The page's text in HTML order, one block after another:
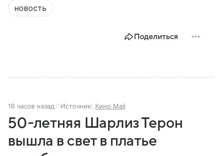
новость
Поделиться
16 часов назад Источник: Кино Mail
50-летняя Шарлиз Терон
вышла в свет в платье